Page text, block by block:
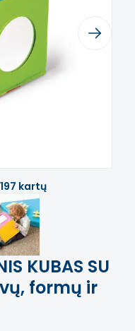
Next
197 kartų
KUBAS SU
formų ir